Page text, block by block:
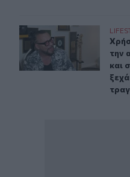
Χρήστος Δάντης: «Δεν
την
και